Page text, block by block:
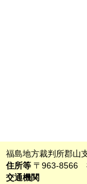
福島地方裁判所郡山
住所等 〒963-8566
交通機関